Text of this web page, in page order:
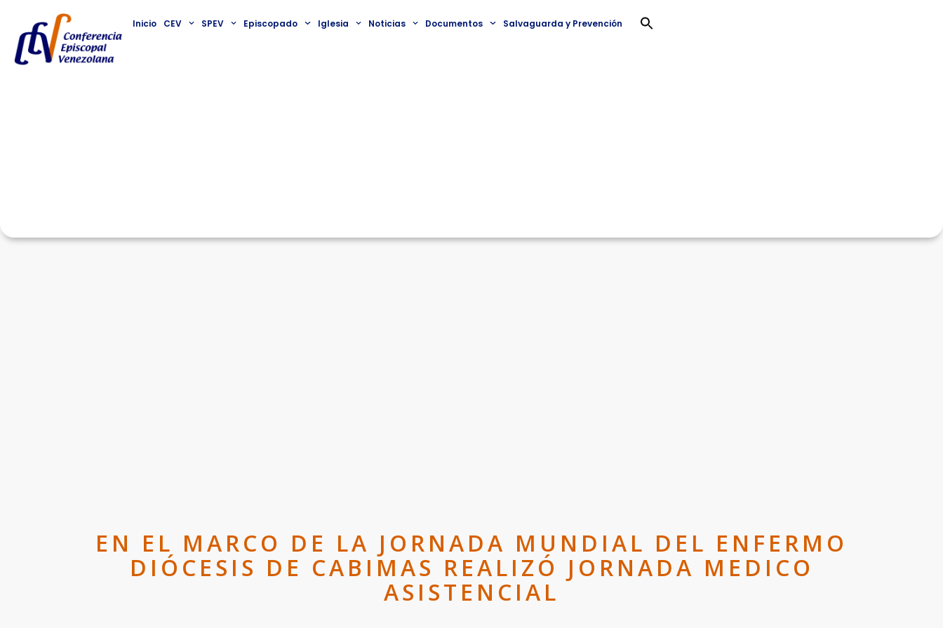
Inicio CEV SPEV Episcopado Iglesia Noticias Documentos Salvaguarda y Prevención
EN EL MARCO DE LA JORNADA MUNDIAL DEL ENFERMO
DIÓCESIS DE CABIMAS REALIZÓ JORNADA MEDICO
ASISTENCIAL